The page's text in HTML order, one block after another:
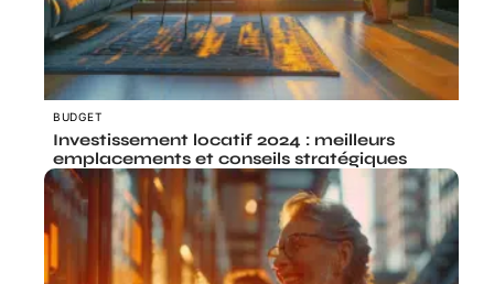
BUDGET
Investissement locatif 2024 : meilleurs
emplacements et conseils stratégiques